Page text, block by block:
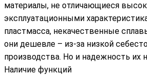
материалы, не отличающиеся
эксплуатационными
пластмасса, некачественные
они дешевле – из-за низкой
производства. Но и надежность их
Наличие функций